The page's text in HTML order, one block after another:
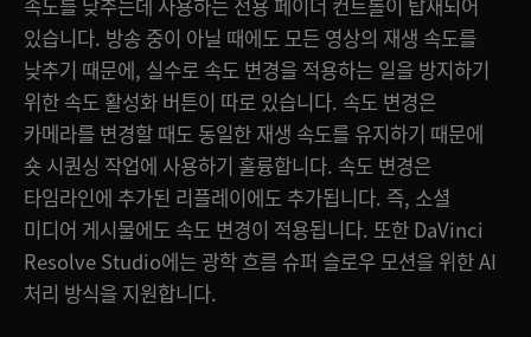
속도를 낮추는데 사용하는 전용 페이더 컨트롤이 탑재되어
있습니다. 방송 중이 아닐 때에도 모든 영상의 재생 속도를
낮추기 때문에, 실수로 속도 변경을 적용하는 일을 방지하기
위한 속도 활성화 버튼이 따로 있습니다. 속도 변경은
카메라를 변경할 때도 동일한 재생 속도를 유지하기 때문에
숏 시퀀싱 작업에 사용하기 훌륭합니다. 속도 변경은
타임라인에 추가된 리플레이에도 추가됩니다. 즉, 소셜
미디어 게시물에도 속도 변경이 적용됩니다. 또한 DaVinci
Resolve Studio에는 광학 흐름 슈퍼 슬로우 모션을 위한 AI
처리 방식을 지원합니다.